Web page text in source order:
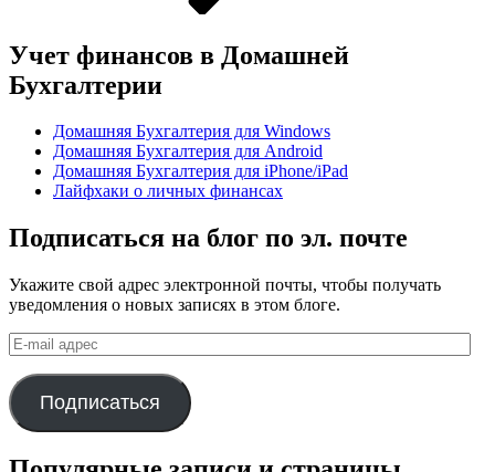
Учет финансов в Домашней
Бухгалтерии
Домашняя Бухгалтерия для Windows
Домашняя Бухгалтерия для Android
Домашняя Бухгалтерия для iPhone/iPad
Лайфхаки о личных финансах
Подписаться на блог по эл. почте
Укажите свой адрес электронной почты, чтобы получать
уведомления о новых записях в этом блоге.
E-
mail
адрес
Подписаться